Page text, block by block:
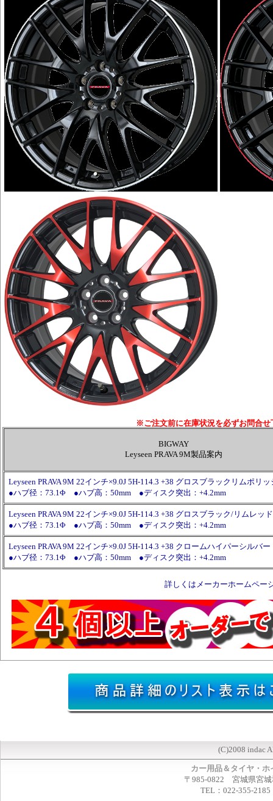
※ご注文前に在庫状況を必ずお問合せ
BIGWAY
Leyseen PRAVA 9M製品案内
Leyseen PRAVA 9M 22インチ×9.0J 5H-114.3 +38 グロスブラックリムポリ
●ハブ径：73.1Φ ●ハブ高：50mm ●ディスク突出：+4.2mm
Leyseen PRAVA 9M 22インチ×9.0J 5H-114.3 +38 グロスブラック/リムレッ
●ハブ径：73.1Φ ●ハブ高：50mm ●ディスク突出：+4.2mm
Leyseen PRAVA 9M 22インチ×9.0J 5H-114.3 +38 クロームハイパーシルバ
●ハブ径：73.1Φ ●ハブ高：50mm ●ディスク突出：+4.2mm
詳しくはメーカーホームペー
(C)2008 indac
カー用品＆タイヤ・
〒985-0822 宮城県宮城
TEL：022-355-